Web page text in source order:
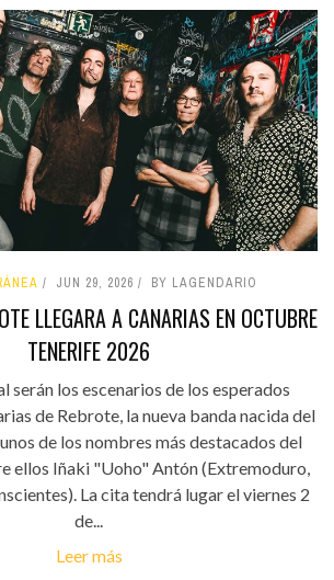
JUN 29, 2026 BY LAGENDARIO
LLEGARA A CANARIAS EN OCTUBRE
TENERIFE 2026
serán los escenarios de los esperados
de Rebrote, la nueva banda nacida del
de los nombres más destacados del
ellos Iñaki "Uoho" Antón (Extremoduro,
La cita tendrá lugar el viernes 2
de...
Leer más